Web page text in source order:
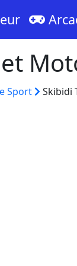
Sport Skibidi